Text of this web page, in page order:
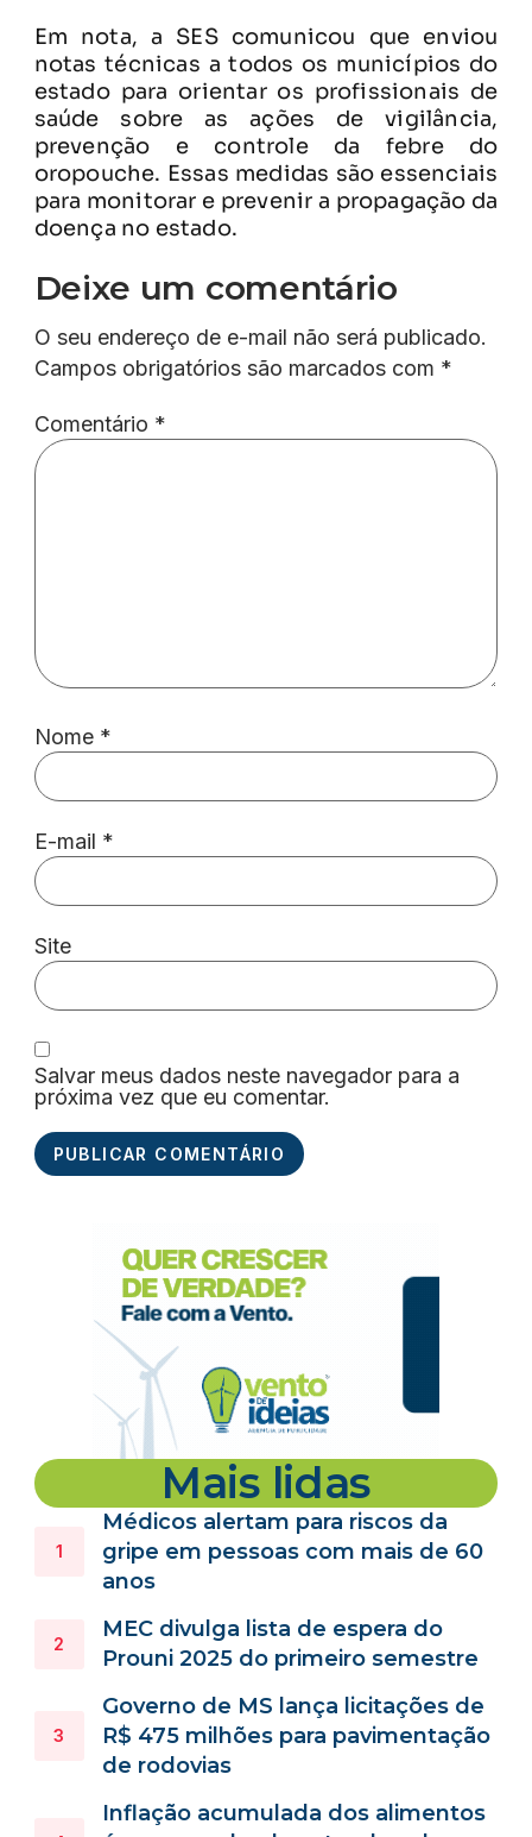
Em nota, a SES comunicou que enviou
notas técnicas a todos os municípios do
estado para orientar os profissionais de
saúde sobre as ações de vigilância,
prevenção e controle da febre do
oropouche. Essas medidas são essenciais
para monitorar e prevenir a propagação da
doença no estado.
Deixe um comentário
O seu endereço de e-mail não será publicado.
Campos obrigatórios são marcados com *
Comentário *
Nome *
E-mail *
Site
Salvar meus dados neste navegador para a
próxima vez que eu comentar.
Mais lidas
Médicos alertam para riscos da
gripe em pessoas com mais de 60
anos
MEC divulga lista de espera do
Prouni 2025 do primeiro semestre
Governo de MS lança licitações de
R$ 475 milhões para pavimentação
de rodovias
Inflação acumulada dos alimentos